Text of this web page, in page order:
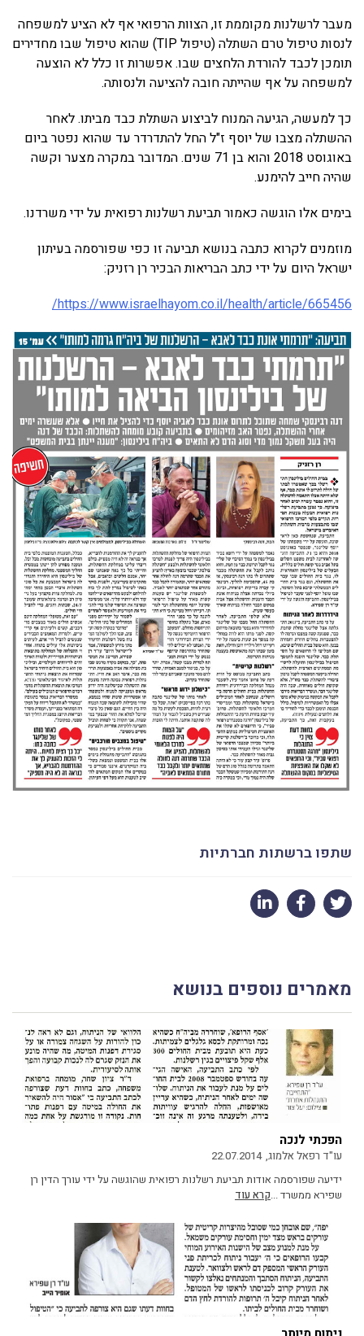
מעבר לרשלנות מקוממת זו, הצוות הרפואי אף לא הציע למשפחה
לנסות טיפול טרם השתלה (טיפול TIP) שהוא טיפול שבו מחדירים
תומכן לכבד להורדת הלחצים שבו. אפשרות זו כלל לא הוצעה
למשפחה על אף שהייתה חובה להציעה ולנסותה.
כך למעשה, הגיעה המנוח לביצוע השתלת כבד מביתו. לאחר
ההשתלה מצבו של יוסף ז"ל החל להתדרדר עד שהוא נפטר ביום
באוגוסט 2018 והוא בן 71 שנים. המדובר במקרה מצער וקשה
שהיה חייב להימנע.
בימים אלו הוגשה כאמור תביעת רשלנות רפואית על ידי משרדנו.
מוזמנים לקרוא כתבה בנושא תביעה זו כפי שפורסמה בעיתון
ישראל היום על ידי כתב הבריאות הבכיר רן רזניק:
https://www.israelhayom.co.il/health/article/665456/
שתפו ברשתות חברתיות
מאמרים נוספים בנושא
הפכתי לנכה
עו"ד רפאל אלמוג, 22.07.2014
ידיעה שפורסמה אודות תביעת רשלנות רפואית שהוגשה על ידי עורך הדין רן
שפירא ממשרד ...קרא עוד